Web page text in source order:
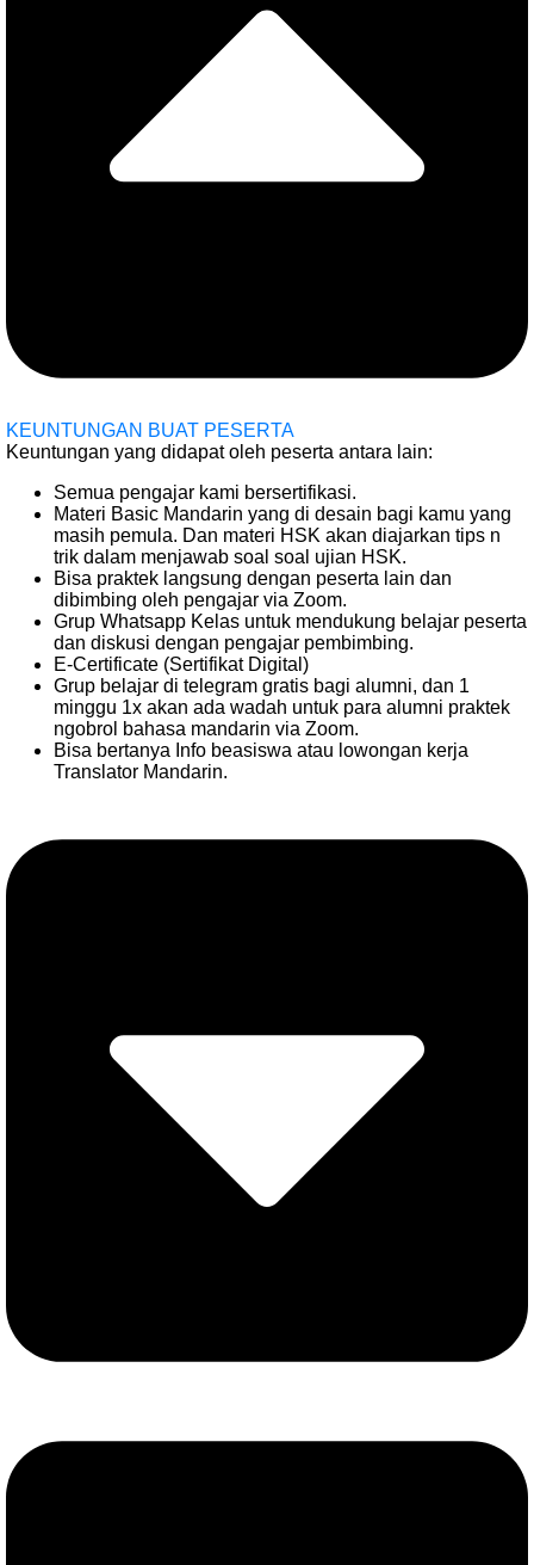
KEUNTUNGAN BUAT PESERTA
Keuntungan yang didapat oleh peserta antara lain:
Semua pengajar kami bersertifikasi.
Materi Basic Mandarin yang di desain bagi kamu yang
masih pemula. Dan materi HSK akan diajarkan tips n
trik dalam menjawab soal soal ujian HSK.
Bisa praktek langsung dengan peserta lain dan
dibimbing oleh pengajar via Zoom.
Grup Whatsapp Kelas untuk mendukung belajar peserta
dan diskusi dengan pengajar pembimbing.
E-Certificate (Sertifikat Digital)
Grup belajar di telegram gratis bagi alumni, dan 1
minggu 1x akan ada wadah untuk para alumni praktek
ngobrol bahasa mandarin via Zoom.
Bisa bertanya Info beasiswa atau lowongan kerja
Translator Mandarin.